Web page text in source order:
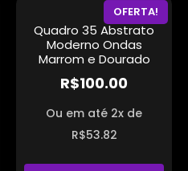
OFERTA!
Quadro 35 Abstrato
Moderno Ondas
Marrom e Dourado
R$100.00
Ou em até 2x de
R$53.82